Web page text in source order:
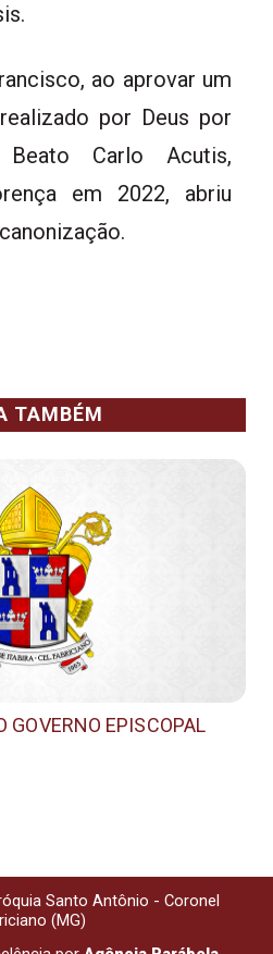
ao aprovar um
por Deus por
Carlo Acutis,
em 2022, abriu
TAMBÉM
GOVERNO EPISCOPAL
Santo Antônio - Coronel
(MG)